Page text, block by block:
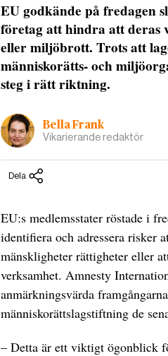
EU godkände på fredagen
företag att hindra att
eller miljöbrott. Trots att
människorätts- och
steg i rätt riktning.
Bella Frank
Vikarierande redaktör
Dela
EU:s medlemsstater röstade i
identifiera och adressera risker
mänskligheter rättigheter eller
verksamhet. Amnesty
anmärkningsvärda
människorättslagstiftning de
– Detta är ett viktigt ögonblick